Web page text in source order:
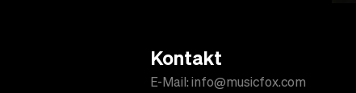
Kontakt
E-Mail: info@musicfox.com